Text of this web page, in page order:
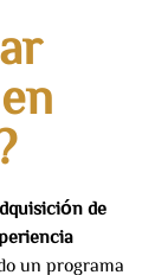
de
un programa